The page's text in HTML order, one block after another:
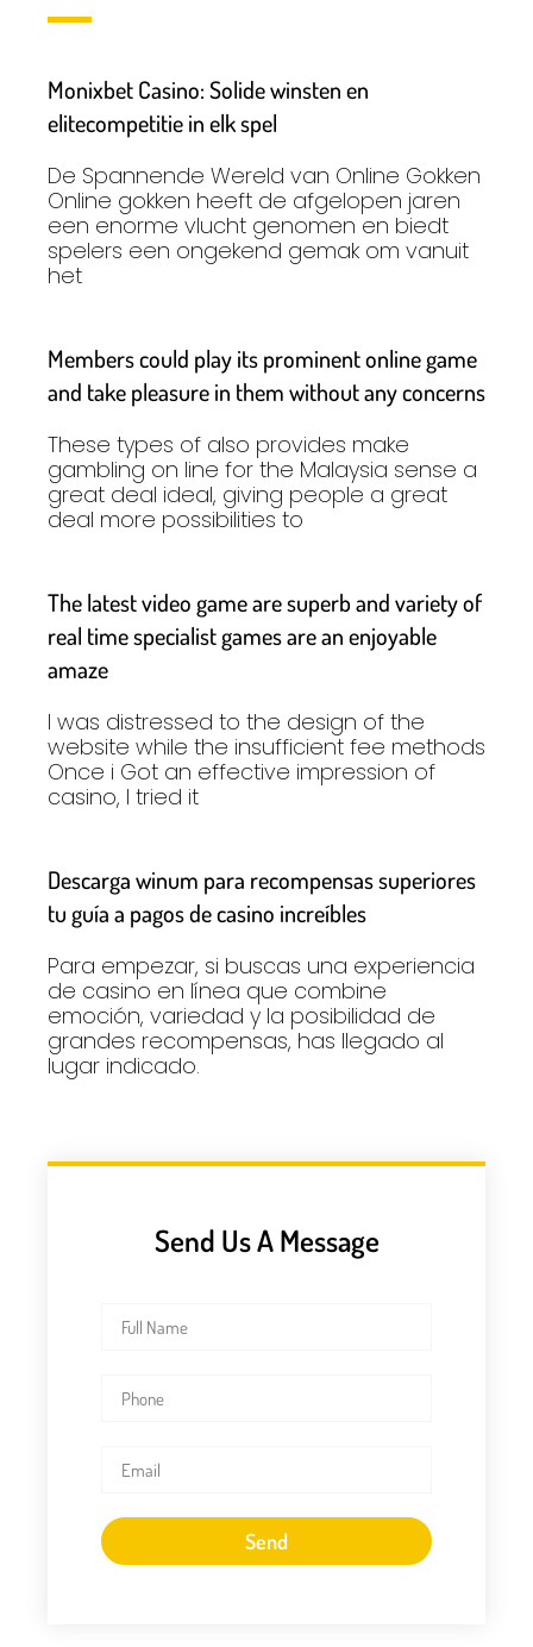
Monixbet Casino: Solide winsten en
elitecompetitie in elk spel
De Spannende Wereld van Online Gokken
Online gokken heeft de afgelopen jaren
een enorme vlucht genomen en biedt
spelers een ongekend gemak om vanuit
het
Members could play its prominent online game
and take pleasure in them without any concerns
These types of also provides make
gambling on line for the Malaysia sense a
great deal ideal, giving people a great
deal more possibilities to
The latest video game are superb and variety of
real time specialist games are an enjoyable
amaze
I was distressed to the design of the
website while the insufficient fee methods
Once i Got an effective impression of
casino, I tried it
Descarga winum para recompensas superiores
tu guía a pagos de casino increíbles
Para empezar, si buscas una experiencia
de casino en línea que combine
emoción, variedad y la posibilidad de
grandes recompensas, has llegado al
lugar indicado.
Send Us A Message
Send